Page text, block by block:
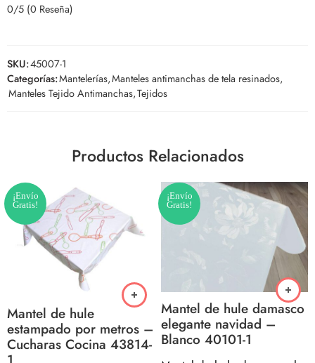
0/5 (0 Reseña)
SKU:45007-1
Categorías:Mantelerías,Manteles antimanchas de tela resinados,
Manteles Tejido Antimanchas,Tejidos
Productos Relacionados
¡Envío
Gratis!
Mantel de hule
estampado por metros –
Cucharas Cocina 43814-
¡Envío
Gratis!
Mantel de hule damasco
elegante navidad –
Blanco 40101-1